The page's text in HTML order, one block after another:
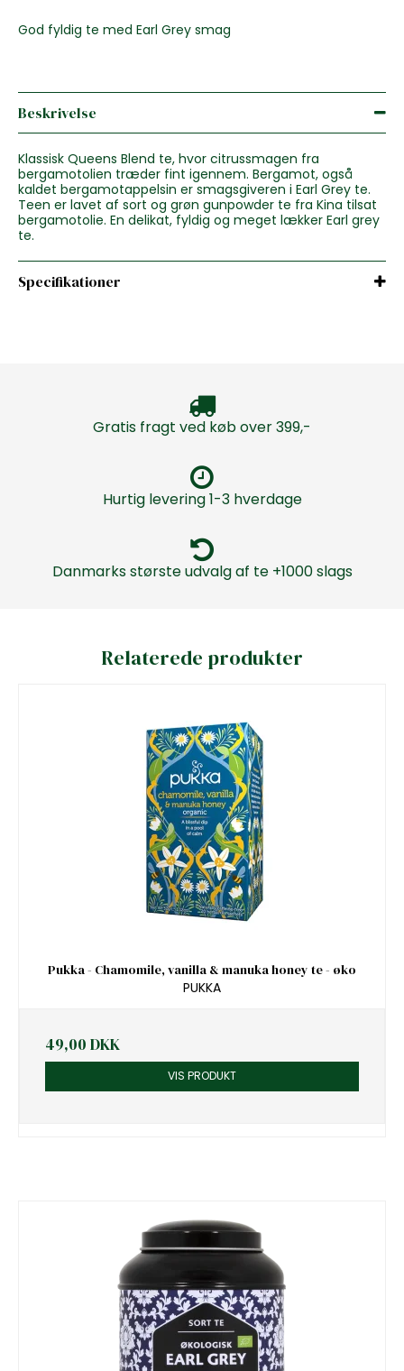
God fyldig te med Earl Grey smag
Beskrivelse
Klassisk Queens Blend te, hvor citrussmagen fra
bergamotolien træder fint igennem. Bergamot, også
kaldet bergamotappelsin er smagsgiveren i Earl Grey te.
Teen er lavet af sort og grøn gunpowder te fra Kina tilsat
bergamotolie. En delikat, fyldig og meget lækker Earl grey
te.
Specifikationer
Gratis fragt ved køb over 399,-
Hurtig levering 1-3 hverdage
Danmarks største udvalg af te +1000 slags
Relaterede produkter
Pukka - Chamomile, vanilla & manuka honey te - øko
PUKKA
49,00 DKK
VIS PRODUKT